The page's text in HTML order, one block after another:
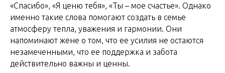
«Спасибо», «Я ценю тебя», «Ты – мое счастье». Однако
именно такие слова помогают создать в семье
атмосферу тепла, уважения и гармонии. Они
напоминают жене о том, что ее усилия не остаются
незамеченными, что ее поддержка и забота
действительно важны и ценны.